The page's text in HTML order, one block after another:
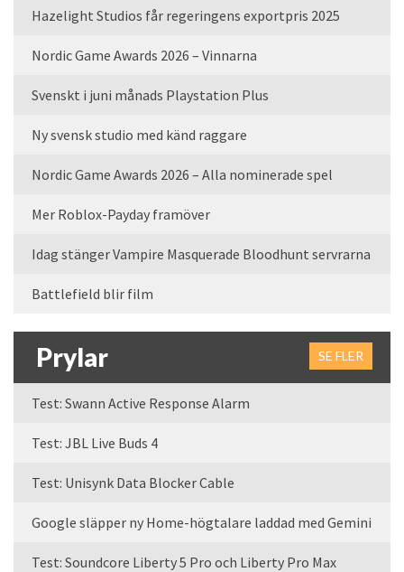
Hazelight Studios får regeringens exportpris 2025
Nordic Game Awards 2026 – Vinnarna
Svenskt i juni månads Playstation Plus
Ny svensk studio med känd raggare
Nordic Game Awards 2026 – Alla nominerade spel
Mer Roblox-Payday framöver
Idag stänger Vampire Masquerade Bloodhunt servrarna
Battlefield blir film
Prylar SE FLER
Test: Swann Active Response Alarm
Test: JBL Live Buds 4
Test: Unisynk Data Blocker Cable
Google släpper ny Home-högtalare laddad med Gemini
Test: Soundcore Liberty 5 Pro och Liberty Pro Max